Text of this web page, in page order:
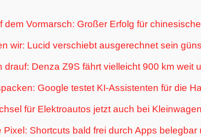
dem Vormarsch: Großer Erfolg für
wir: Lucid verschiebt ausgerechnet sein
Denza Z9S fährt vielleicht 900 km weit
Google testet KI-Assistenten für die
für Elektroautos jetzt auch bei
Shortcuts bald frei durch Apps